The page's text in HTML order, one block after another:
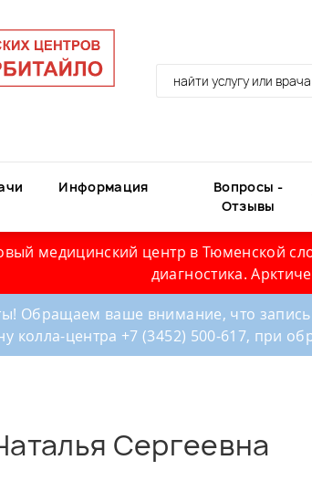
Информация
Вопросы -
Отзывы
медицинский центр в Тюменской
диагностика.
Обращаем ваше внимание, что
колла-центра +7 (3452) 500-617, при
Сергеевна